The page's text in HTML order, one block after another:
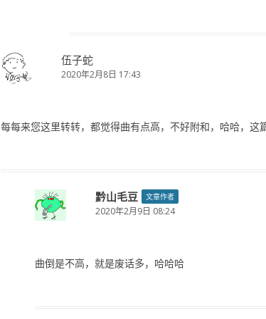
伍子蛇
2020年2月8日 17:43
每每来您这里转转，都觉得曲有点高，不好附和，哈哈，这
黔山毛豆 文章作者
2020年2月9日 08:24
曲倒是不高，就是废话多，哈哈哈